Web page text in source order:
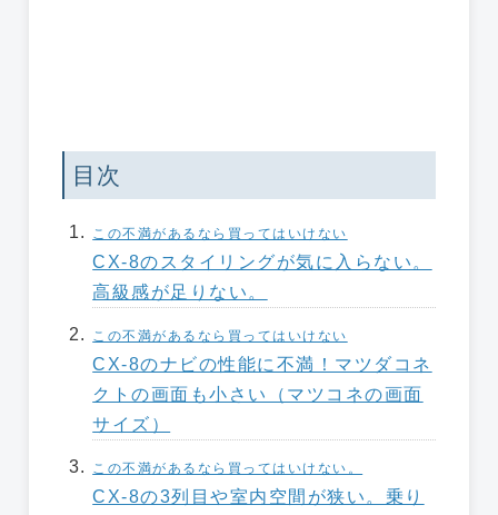
目次
この不満があるなら買ってはいけない
CX-8のスタイリングが気に入らない。
高級感が足りない。
この不満があるなら買ってはいけない
CX-8のナビの性能に不満！マツダコネ
クトの画面も小さい（マツコネの画面
サイズ）
この不満があるなら買ってはいけない。
CX-8の3列目や室内空間が狭い。乗り